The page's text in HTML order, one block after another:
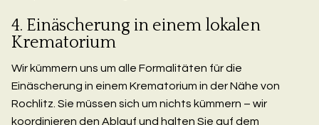
4. Einäscherung in einem lokalen
Krematorium
Wir kümmern uns um alle Formalitäten für die
Einäscherung in einem Krematorium in der Nähe von
Rochlitz. Sie müssen sich um nichts kümmern – wir
koordinieren den Ablauf und halten Sie auf dem